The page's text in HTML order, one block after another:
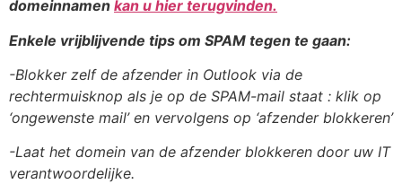
domeinnamen kan u hier terugvinden.
Enkele vrijblijvende tips om SPAM tegen te gaan:
-Blokker zelf de afzender in Outlook via de
rechtermuisknop als je op de SPAM-mail staat : klik op
‘ongewenste mail’ en vervolgens op ‘afzender blokkeren’
-Laat het domein van de afzender blokkeren door uw IT
verantwoordelijke.